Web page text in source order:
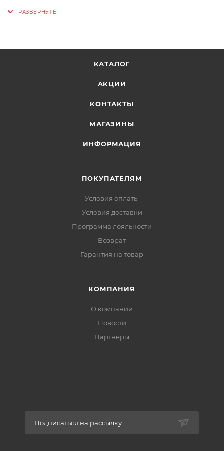
Цвет: Orange
КАТАЛОГ
АКЦИИ
КОНТАКТЫ
МАГАЗИНЫ
ИНФОРМАЦИЯ
ПОКУПАТЕЛЯМ
Условия оплаты
Условия доставки
Программа лояльности
Возврат
Гарантия на товар
КОМПАНИЯ
О компании
Новости
Партнеры
Подписаться на рассылку